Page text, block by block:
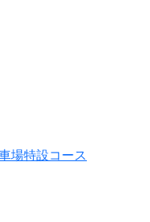
場特設コース